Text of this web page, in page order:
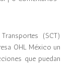
(SCT)
OHL México un
que puedan